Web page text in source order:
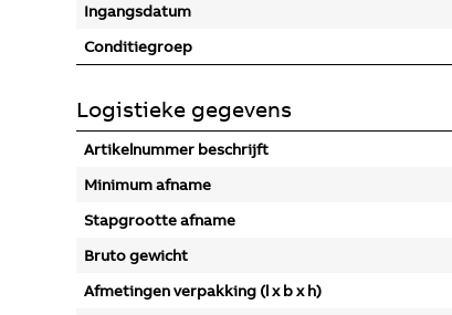
Ingangsdatum
Conditiegroep
Logistieke gegevens
Artikelnummer beschrijft
Minimum afname
Stapgrootte afname
Bruto gewicht
Afmetingen verpakking (l x b x h)